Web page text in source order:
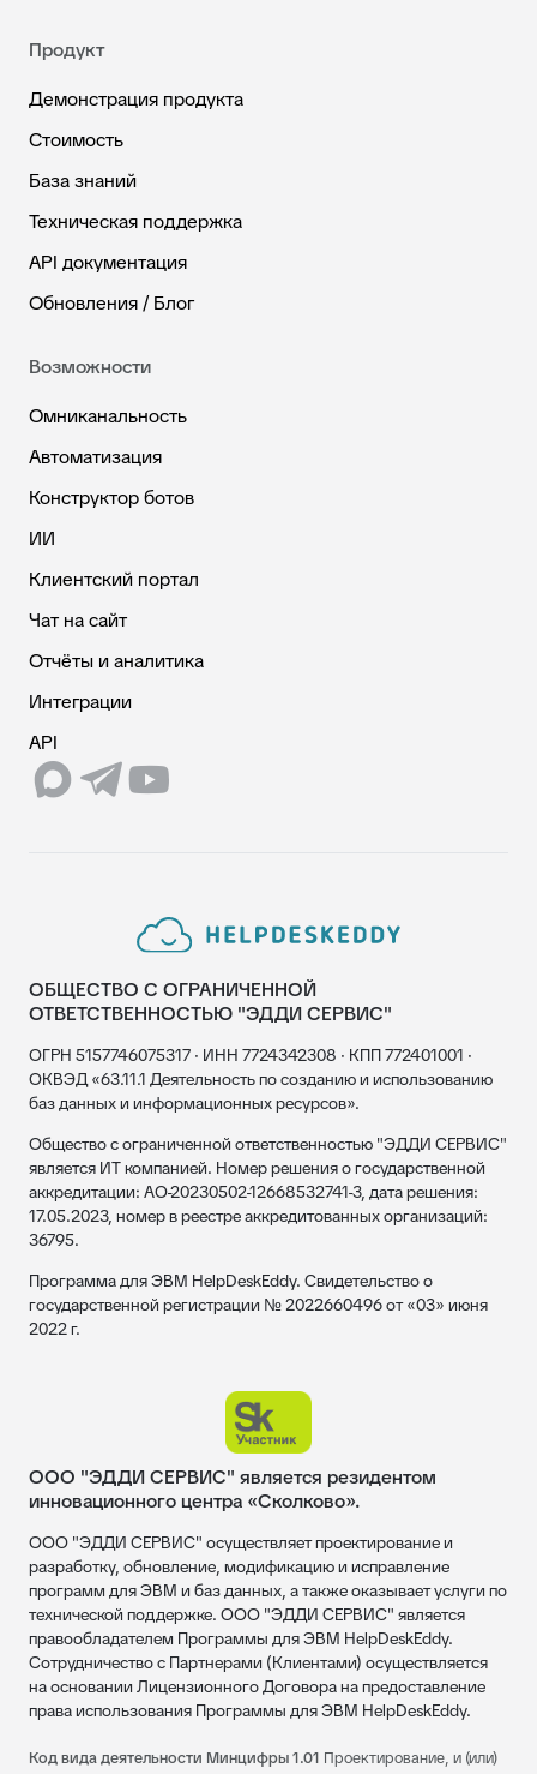
Продукт
Демонстрация продукта
Стоимость
База знаний
Техническая поддержка
API документация
Обновления / Блог
Возможности
Омниканальность
Автоматизация
Конструктор ботов
ИИ
Клиентский портал
Чат на сайт
Отчёты и аналитика
Интеграции
API
ОБЩЕСТВО С ОГРАНИЧЕННОЙ
ОТВЕТСТВЕННОСТЬЮ "ЭДДИ СЕРВИС"
ОГРН 5157746075317 · ИНН 7724342308 · КПП 772401001 ·
ОКВЭД «63.11.1 Деятельность по созданию и использованию
баз данных и информационных ресурсов».
Общество с ограниченной ответственностью "ЭДДИ СЕРВИС"
является ИТ компанией. Номер решения о государственной
аккредитации: АО-20230502-12668532741-3, дата решения:
17.05.2023, номер в реестре аккредитованных организаций:
36795.
Программа для ЭВМ HelpDeskEddy. Свидетельство о
государственной регистрации № 2022660496 от «03» июня
2022 г.
ООО "ЭДДИ СЕРВИС" является резидентом
инновационного центра «Сколково».
ООО "ЭДДИ СЕРВИС" осуществляет проектирование и
разработку, обновление, модификацию и исправление
программ для ЭВМ и баз данных, а также оказывает услуги по
технической поддержке. ООО "ЭДДИ СЕРВИС" является
правообладателем Программы для ЭВМ HelpDeskEddy.
Сотрудничество с Партнерами (Клиентами) осуществляется
на основании Лицензионного Договора на предоставление
права использования Программы для ЭВМ HelpDeskEddy.
Код вида деятельности Минцифры 1.01 Проектирование, и (или)